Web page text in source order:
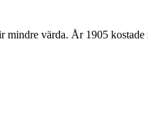
mindre värda. År 1905